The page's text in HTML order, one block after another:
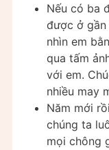
Nếu có ba
được ở gần
nhìn em
qua tấm
với em.
nhiều may
Năm mới
chúng ta
mọi chông